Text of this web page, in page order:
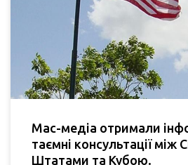
Мас-медіа отримали
таємні консультації між
Штатами та Кубою.